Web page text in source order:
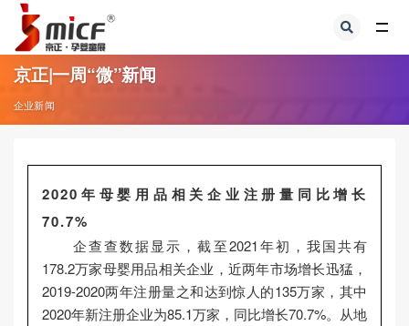
京正|一周“微”新闻
企业新闻
2020年母婴用品相关企业注册量同比增长
70.7%
企查查数据显示，截至2021年初，我国共有
178.2万家母婴用品相关企业，近两年市场增长迅猛，
2019-2020两年注册量之和达到惊人的135万家，其中
2020年新注册企业为85.1万家，同比增长70.7%。从地
全部